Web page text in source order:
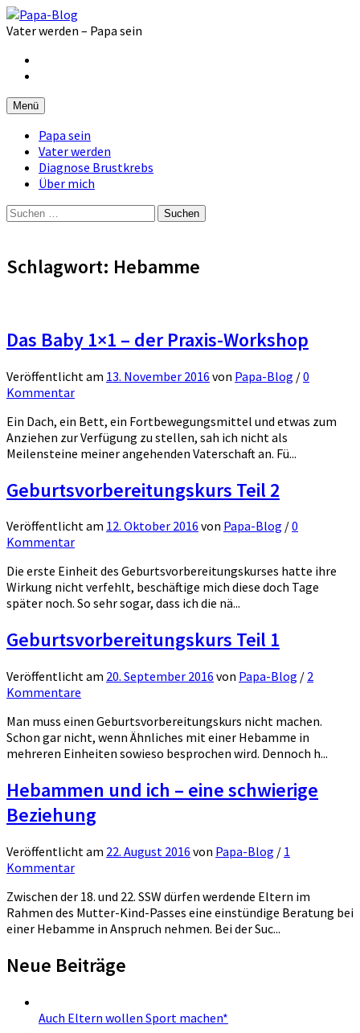
Zum
Inhalt
Vater werden – Papa sein
Menü
Papa sein
Vater werden
Diagnose Brustkrebs
Über mich
Suchen
Schlagwort: Hebamme
Das Baby 1×1 – der Praxis-Workshop
Veröffentlicht am 13. November 2016 von Papa-Blog /0
Kommentar
Ein Dach, ein Bett, ein Fortbewegungsmittel und etwas zum
Anziehen zur Verfügung zu stellen, sah ich nicht als
Meilensteine meiner angehenden Vaterschaft an. Fü...
Geburtsvorbereitungskurs Teil 2
Veröffentlichtam 12. Oktober 2016 von Papa-Blog /0
Kommentar
Die erste Einheit des Geburtsvorbereitungskurses hatte ihre
Wirkung nicht verfehlt, beschäftige mich diese doch Tage
später noch. So sehr sogar, dass ich die nä...
Geburtsvorbereitungskurs Teil 1
Veröffentlichtam 20. September 2016 von Papa-Blog / 2
Kommentare
Man muss einen Geburtsvorbereitungskurs nicht machen.
Schon gar nicht, wenn Ähnliches mit einer Hebamme in
mehreren Einheiten sowieso besprochen wird. Dennoch h...
Hebammen und ich – eine schwierige
Beziehung
Veröffentlichtam 22. August 2016 von Papa-Blog / 1
Kommentar
Zwischen der 18. und 22. SSW dürfen werdende Eltern im
Rahmen des Mutter-Kind-Passes eine einstündige Beratung bei
einer Hebamme in Anspruch nehmen. Bei der Suc...
Neue Beiträge
Auch Eltern wollen Sport machen*